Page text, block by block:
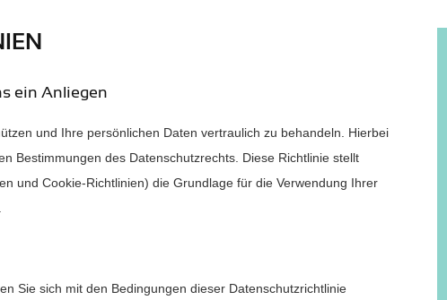
ein Anliegen
und Ihre persönlichen Daten vertraulich zu behandeln. Hierbei
Bestimmungen des Datenschutzrechts. Diese Richtlinie stellt
und Cookie-Richtlinien) die Grundlage für die Verwendung Ihrer
Sie sich mit den Bedingungen dieser Datenschutzrichtlinie